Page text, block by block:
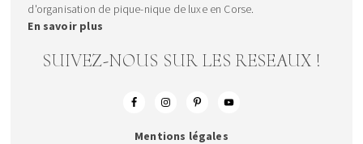
d'organisation de pique-nique de luxe en Corse.
En savoir plus
SUIVEZ-NOUS SUR LES RESEAUX !
Mentions légales